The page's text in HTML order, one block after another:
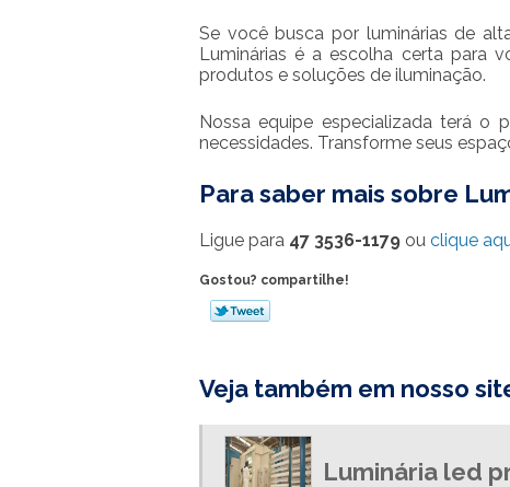
Se você busca por luminárias de
Luminárias é a escolha certa para
produtos e soluções de iluminação.
Nossa equipe especializada terá o
necessidades. Transforme seus
Para saber mais sobre
Ligue para 47 3536-1179 ou clique
Gostou? compartilhe!
Veja também em nosso
Luminária led